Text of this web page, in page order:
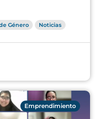
Género Noticias
Emprendimiento